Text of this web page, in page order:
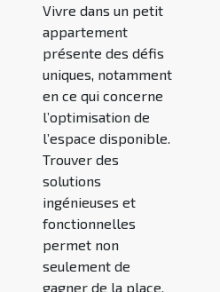
Vivre dans un petit
appartement
présente des défis
uniques, notamment
en ce qui concerne
l’optimisation de
l’espace disponible.
Trouver des
solutions
ingénieuses et
fonctionnelles
permet non
seulement de
gagner de la place,